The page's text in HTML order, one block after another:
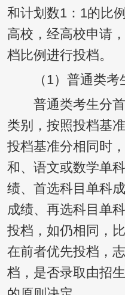
和计划数1：1的比
高校，经高校申请
档比例进行投档。
（1）普通类考
普通类考生分首
类别，按照投档基
投档基准分相同时
和、语文或数学单
绩、首选科目单科
成绩、再选科目单
投档，如仍相同，
在前者优先投档，
档，是否录取由招